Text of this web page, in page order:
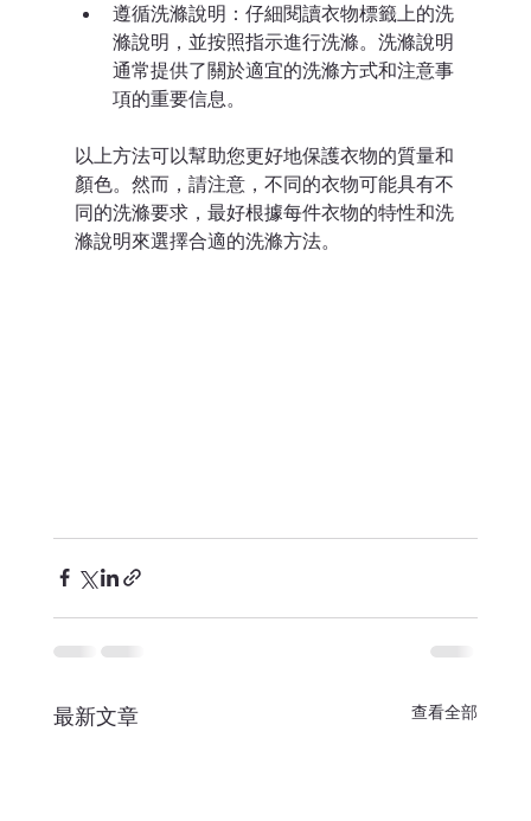
遵循洗滌說明：仔細閱讀衣物標籤上的洗
滌說明，並按照指示進行洗滌。洗滌說明
通常提供了關於適宜的洗滌方式和注意事
項的重要信息。
以上方法可以幫助您更好地保護衣物的質量和
顏色。然而，請注意，不同的衣物可能具有不
同的洗滌要求，最好根據每件衣物的特性和洗
滌說明來選擇合適的洗滌方法。
最新文章 查看全部